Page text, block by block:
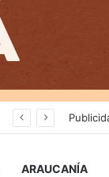
ARAUCANÍA